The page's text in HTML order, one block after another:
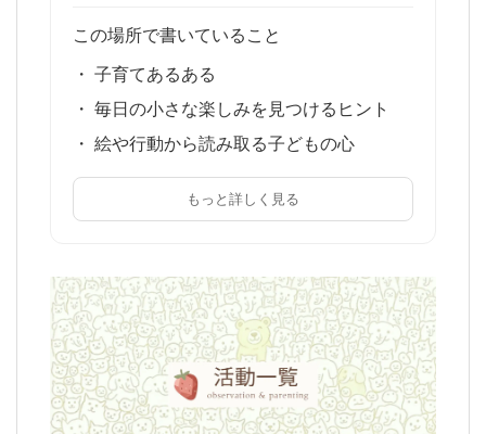
この場所で書いていること
・ 子育てあるある
・ 毎日の小さな楽しみを見つけるヒント
・ 絵や行動から読み取る子どもの心
もっと詳しく見る